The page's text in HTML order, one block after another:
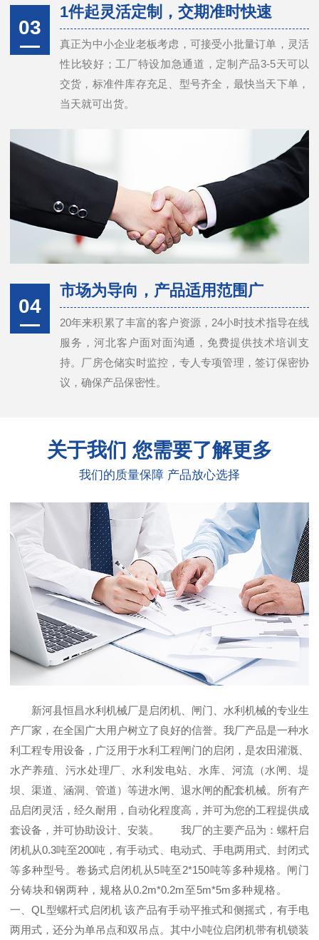
03
1件起灵活定制，交期准时快速
真正为中小企业老板考虑，可接受小批量订单，灵活
性比较好；工厂特设加急通道，定制产品3-5天可以
交货，标准件库存充足、型号齐全，最快当天下单，
当天就可出货。
04
市场为导向，产品适用范围广
20年来积累了丰富的客户资源，24小时技术指导在线
服务，河北客户面对面沟通，免费提供技术培训支
持。厂房仓储实时监控，专人专项管理，签订保密协
议，确保产品保密性。
关于我们 您需要了解更多
我们的质量保障 产品放心选择
新河县恒昌水利机械厂是启闭机、闸门、水利机械的专业生
产厂家，在全国广大用户树立了良好的信誉。我厂产品是一种水
利工程专用设备，广泛用于水利工程闸门的启闭，是农田灌溉、
水产养殖、污水处理厂、水利发电站、水库、河流（水闸、堤
坝、渠道、涵洞、管道）等进水闸、退水闸的配套机械。所有产
品启闭灵活，经久耐用，自动化程度高，并可为您的工程提供成
套设备，并可协助设计、安装。 我厂的主要产品为：螺杆启
闭机从0.3吨至200吨，有手动式、电动式、手电两用式、封闭式
等多种型号。卷扬式启闭机从5吨至2*150吨等多种规格。闸门
分铸块和钢两种，规格从0.2m*0.2m至5m*5m多种规格。
一、QL型螺杆式启闭机 该产品有手动平推式和侧摇式，有手电
两用式，还分为单吊点和双吊点。其中小吨位启闭机带有机锁装